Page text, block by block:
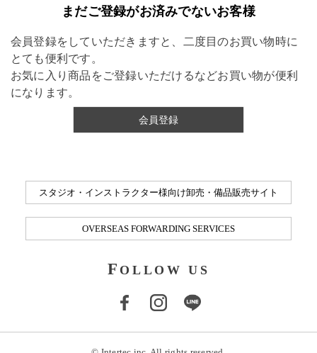
まだご登録がお済みでないお客様
会員登録をしていただきますと、二度目のお買い物時に
とても便利です。
お気に入り商品をご登録いただけるなどお買い物が便利
になります。
会員登録
スタジオ・インストラクター様向け卸売・備品販売サイト
OVERSEAS FORWARDING SERVICES
F OLLOW US